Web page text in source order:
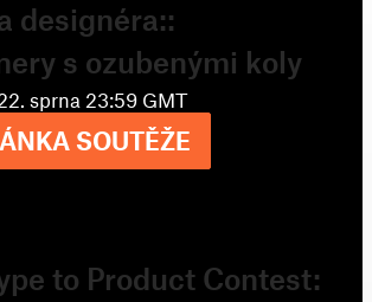
designéra::
s ozubenými koly
sprna 23:59 GMT
SOUTĚŽE
to Product Contest: